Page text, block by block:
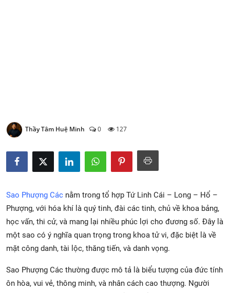
Thầy Tâm Huệ Minh 0 127
Sao Phượng Các nằm trong tổ hợp Tứ Linh Cái – Long – Hổ –
Phượng, với hóa khí là quý tinh, đài các tinh, chủ về khoa bảng,
học vấn, thi cử, và mang lại nhiều phúc lợi cho đương số. Đây là
một sao có ý nghĩa quan trọng trong khoa tử vi, đặc biệt là về
mặt công danh, tài lộc, thăng tiến, và danh vọng.
Sao Phượng Các thường được mô tả là biểu tượng của đức tính
ôn hòa, vui vẻ, thông minh, và nhân cách cao thượng. Người